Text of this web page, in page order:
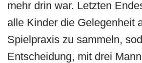
mehr drin war. Letzten
alle Kinder die Gelegenheit
Spielpraxis zu sammeln,
Entscheidung, mit drei